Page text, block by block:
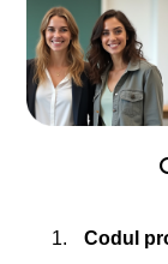
Codul